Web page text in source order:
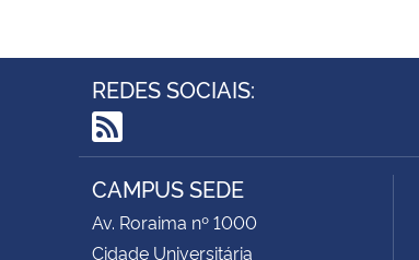
REDES SOCIAIS:
RSS
CAMPUS SEDE
Av. Roraima nº 1000
Cidade Universitária